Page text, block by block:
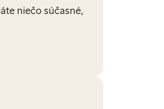
niečo súčasné,